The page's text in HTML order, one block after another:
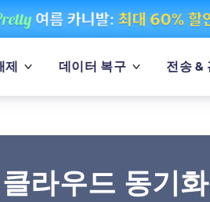
제 데이터 복구 전송 &
라우드 동기